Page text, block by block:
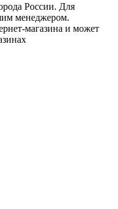
России. Для
менеджером.
магазина и может